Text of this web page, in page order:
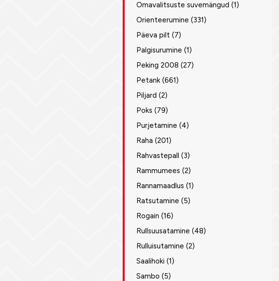
Omavalitsuste suvemängud (1)
Orienteerumine (331)
Päeva pilt (7)
Palgisurumine (1)
Peking 2008 (27)
Petank (661)
Piljard (2)
Poks (79)
Purjetamine (4)
Raha (201)
Rahvastepall (3)
Rammumees (2)
Rannamaadlus (1)
Ratsutamine (5)
Rogain (16)
Rullsuusatamine (48)
Rulluisutamine (2)
Saalihoki (1)
Sambo (5)